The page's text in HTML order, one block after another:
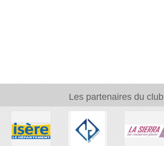
Les partenaires du club